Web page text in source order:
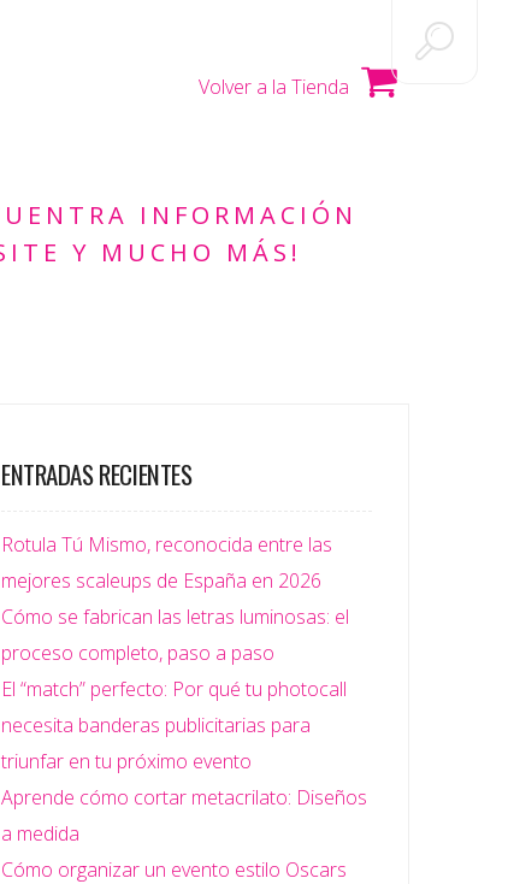
INFORMACIÓN
Y MUCHO MÁS!
Volver a la Tienda
ENTRADAS RECIENTES
Rotula Tú Mismo, reconocida entre las
mejores scaleups de España en 2026
Cómo se fabrican las letras luminosas: el
proceso completo, paso a paso
El “match” perfecto: Por qué tu photocall
necesita banderas publicitarias para
triunfar en tu próximo evento
Aprende cómo cortar metacrilato: Diseños
a medida
Cómo organizar un evento estilo Oscars